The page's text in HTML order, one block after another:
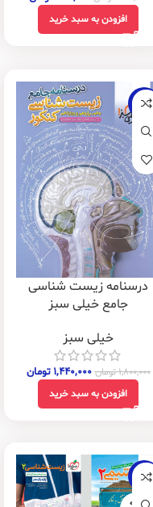
افزودن به سبد خرید
-20%
درسنامه زیست شناسی
جامع خیلی سبز
خیلی سبز
۱,۸۰۰,۰۰۰تومان ۱,۴۴۰,۰۰۰ تومان
افزودن به سبد خرید
-22%
فروخته